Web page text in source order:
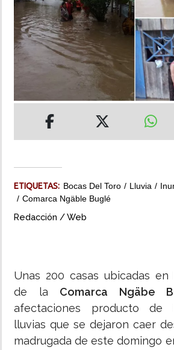
MUNDO
INSÓLITAS
MULTIMEDIA
ETIQUETAS: Bocas Del Toro Lluvia
Comarca Ngäble Buglé
Redacción / Web
Unas 200 casas ubicadas en
de la Comarca Ngäbe
afectaciones producto de
lluvias que se dejaron caer
madrugada de este domingo